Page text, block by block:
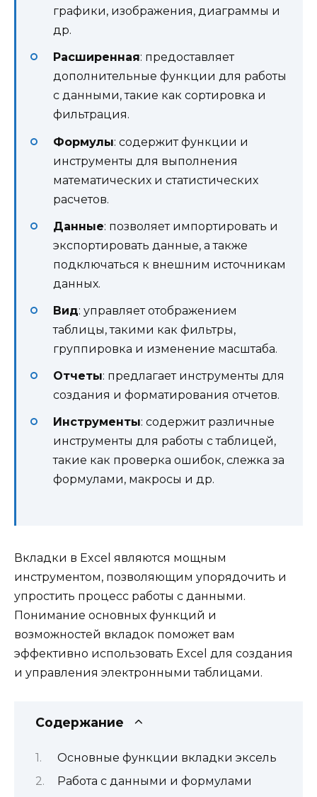
графики, изображения, диаграммы и
др.
Расширенная: предоставляет
дополнительные функции для работы
с данными, такие как сортировка и
фильтрация.
Формулы: содержит функции и
инструменты для выполнения
математических и статистических
расчетов.
Данные: позволяет импортировать и
экспортировать данные, а также
подключаться к внешним источникам
данных.
Вид: управляет отображением
таблицы, такими как фильтры,
группировка и изменение масштаба.
Отчеты: предлагает инструменты для
создания и форматирования отчетов.
Инструменты: содержит различные
инструменты для работы с таблицей,
такие как проверка ошибок, слежка за
формулами, макросы и др.
Вкладки в Excel являются мощным
инструментом, позволяющим упорядочить и
упростить процесс работы с данными.
Понимание основных функций и
возможностей вкладок поможет вам
эффективно использовать Excel для создания
и управления электронными таблицами.
Содержание
Основные функции вкладки эксель
Работа с данными и формулами